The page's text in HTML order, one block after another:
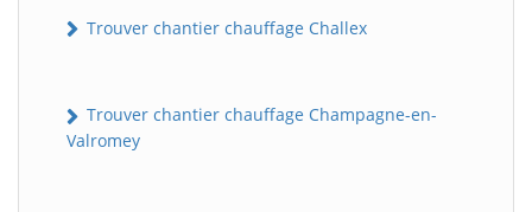
Trouver chantier chauffage Challex
Trouver chantier chauffage Champagne-en-
Valromey